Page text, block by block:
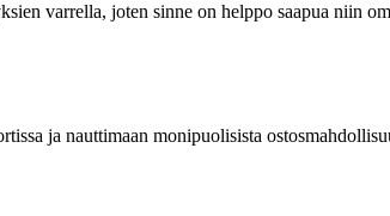
varrella, joten sinne on helppo saapua niin
ja nauttimaan monipuolisista